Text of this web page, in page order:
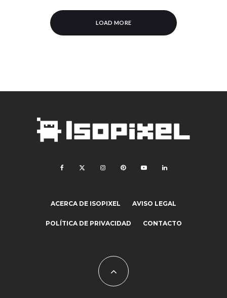
LOAD MORE
ACERCA DE ISOPIXEL AVISO LEGAL
POLÍTICA DE PRIVACIDAD CONTACTO